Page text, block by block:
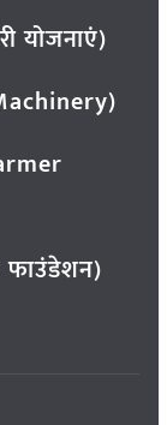
योजनाएं)
फाउंडेशन)